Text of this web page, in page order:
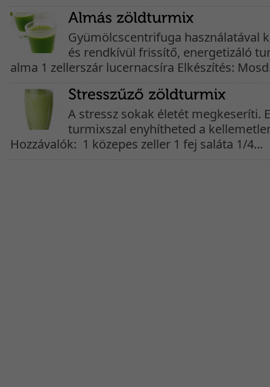
Gyümölcscentrifuga használatával
és rendkívül frissítő, energetizáló
alma 1 zellerszár lucernacsíra Elkészítés:
A stressz sokak életét megkeseríti.
turmixszal enyhítheted a
Hozzávalók: 1 közepes zeller 1 fej saláta 1/4...